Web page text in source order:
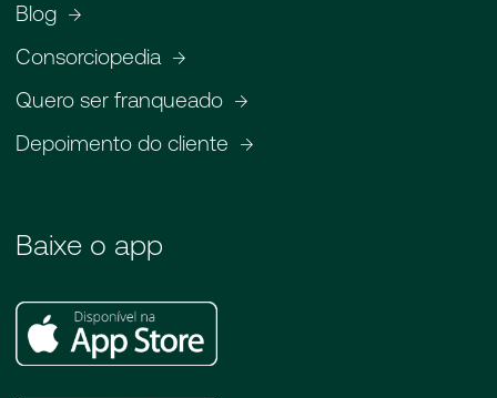
Blog
Consorciopedia
Quero ser franqueado
Depoimento do cliente
Baixe o app
Apple